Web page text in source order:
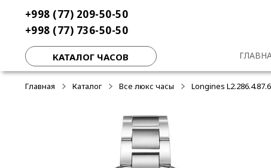
навигации
содержимому
+998 (77) 209-50-50
+998 (77) 736-50-50
КАТАЛОГ ЧАСОВ
Главная Каталог Все люкс часы Longines L2.286.4.87.6